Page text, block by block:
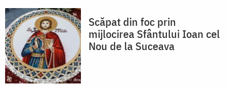
Scăpat din foc prin
mijlocirea Sfântului Ioan cel
Nou de la Suceava